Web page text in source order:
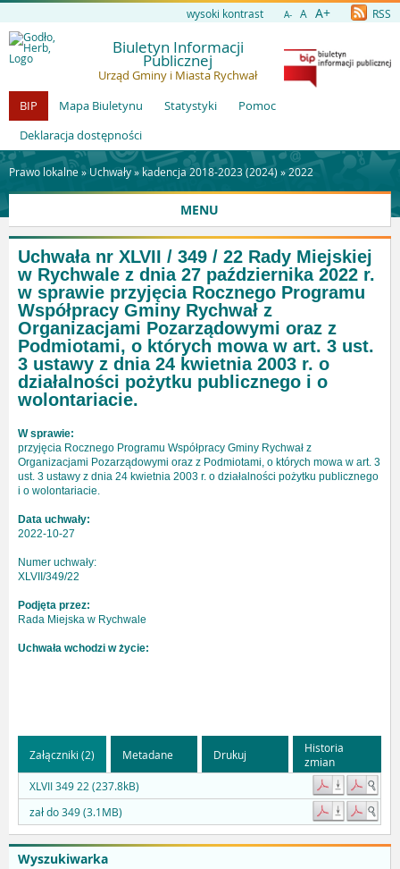
wysoki kontrast A- A A+ RSS
Biuletyn Informacji
Publicznej
Urząd Gminy i Miasta Rychwał
BIP
Mapa Biuletynu Statystyki
Pomoc
Deklaracja dostępności
Prawo lokalne » Uchwały» kadencja 2018-2023 (2024) »2022
MENU
Wyszukiwarka
Uchwała nr XLVII / 349 / 22 Rady Miejskiej
w Rychwale z dnia 27 października 2022 r.
w sprawie przyjęcia Rocznego Programu
Współpracy Gminy Rychwał z
Organizacjami Pozarządowymi oraz z
Podmiotami, o których mowa w art. 3 ust.
3 ustawy z dnia 24 kwietnia 2003 r. o
działalności pożytku publicznego i o
wolontariacie.
W sprawie:
przyjęcia Rocznego Programu Współpracy Gminy Rychwał z
Organizacjami Pozarządowymi oraz z Podmiotami, o których mowa w art. 3
ust. 3 ustawy z dnia 24 kwietnia 2003 r. o działalności pożytku publicznego
i o wolontariacie.
Data uchwały:
2022-10-27
Numer uchwały:
XLVII/349/22
Podjęta przez:
Rada Miejska w Rychwale
Uchwała wchodzi w życie:
Załączniki (2) Metadane Drukuj
Historia
zmian
XLVII 349 22 (237.8kB)
zał do 349 (3.1MB)